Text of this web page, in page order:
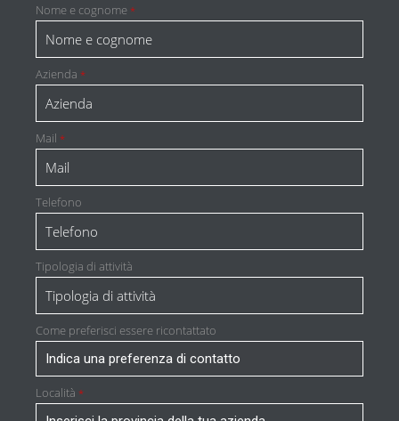
Nome e cognome *
Azienda *
Mail *
Telefono
Tipologia di attività
Come preferisci essere ricontattato
Località *